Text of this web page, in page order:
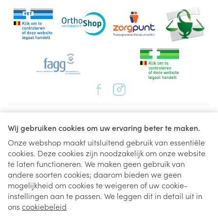
Wij gebruiken cookies om uw ervaring beter te maken.
Onze webshop maakt uitsluitend gebruik van essentiële
cookies. Deze cookies zijn noodzakelijk om onze website
te laten functioneren. We maken geen gebruik van
andere soorten cookies; daarom bieden we geen
mogelijkheid om cookies te weigeren of uw cookie-
instellingen aan te passen. We leggen dit in detail uit in
ons cookiebeleid
Juridische links